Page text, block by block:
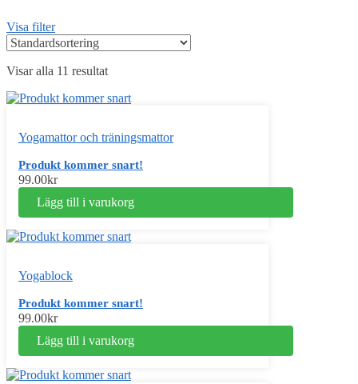
Visa filter
Visar alla 11 resultat
Yogamattor och träningsmattor
Produkt kommer snart!
99.00kr
Lägg till i varukorg
Yogablock
Produkt kommer snart!
99.00kr
Lägg till i varukorg